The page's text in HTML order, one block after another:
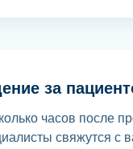
за
часов после
свяжутся с